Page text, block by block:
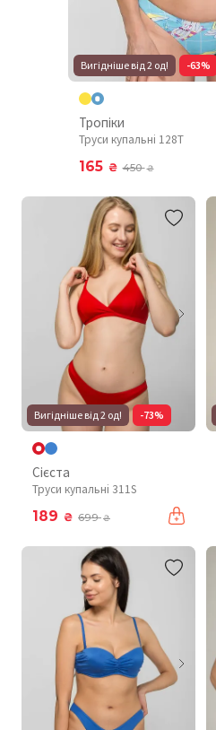
Вигідніше від 2 од! -63%
Тропіки
Труси купальні 128T
165 ₴ 450₴
Вигідніше від 2 од! -73%
Сієста
Труси купальні 311S
189 ₴ 699₴